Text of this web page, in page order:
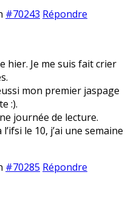
#70243 Répondre
hier. Je me suis fait crier
mon premier jaspage
:).
journée de lecture.
le 10, j’ai une semaine
#70285 Répondre